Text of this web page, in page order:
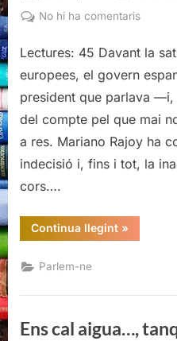
on
No hi ha comentarisa
de
millor
elecció
Lectures: 45 Davant la
europees, el govern
president que parlava
del compte pel que mai
a res. Mariano Rajoy ha
indecisió i, fins i tot, la
cors….
Continua llegint“Luis
de
»
Parlem-ne
Ens cal aigua…,